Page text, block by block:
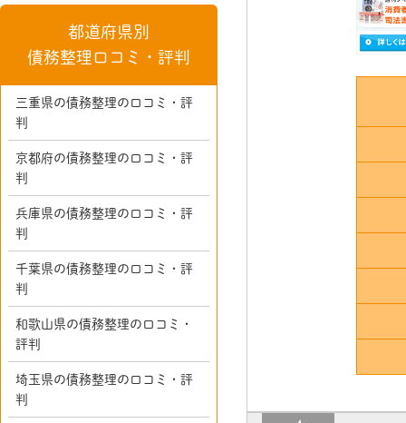
都道府県別
債務整理口コミ・評判
三重県の債務整理の口コミ・評
判
京都府の債務整理の口コミ・評
判
兵庫県の債務整理の口コミ・評
判
千葉県の債務整理の口コミ・評
判
和歌山県の債務整理の口コミ・
評判
埼玉県の債務整理の口コミ・評
判